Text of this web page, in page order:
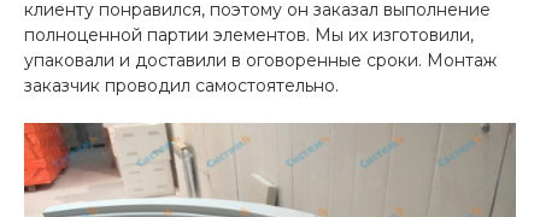
клиенту понравился, поэтому он заказал выполнение
полноценной партии элементов. Мы их изготовили,
упаковали и доставили в оговоренные сроки. Монтаж
заказчик проводил самостоятельно.